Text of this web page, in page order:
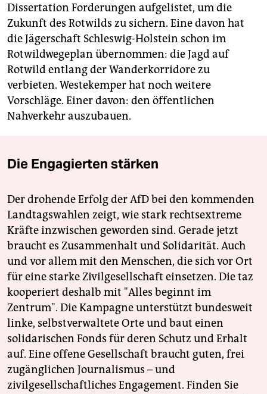
Dissertation Forderungen aufgelistet, um die
Zukunft des Rotwilds zu sichern. Eine davon hat
die Jägerschaft Schleswig-Holstein schon im
Rotwildwegeplan übernommen: die Jagd auf
Rotwild entlang der Wanderkorridore zu
verbieten. Westekemper hat noch weitere
Vorschläge. Einer davon: den öffentlichen
Nahverkehr auszubauen.
Die Engagierten stärken
Der drohende Erfolg der AfD bei den kommenden
Landtagswahlen zeigt, wie stark rechtsextreme
Kräfte inzwischen geworden sind. Gerade jetzt
braucht es Zusammenhalt und Solidarität. Auch
und vor allem mit den Menschen, die sich vor Ort
für eine starke Zivilgesellschaft einsetzen. Die taz
kooperiert deshalb mit "Alles beginnt im
Zentrum". Die Kampagne unterstützt bundesweit
linke, selbstverwaltete Orte und baut einen
solidarischen Fonds für deren Schutz und Erhalt
auf. Eine offene Gesellschaft braucht guten, frei
zugänglichen Journalismus – und
zivilgesellschaftliches Engagement. Finden Sie